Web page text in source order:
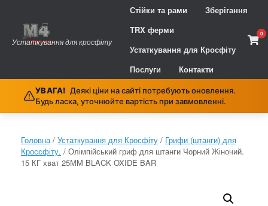
content
Устаткування для кросфіту
Стійки та рами
Зберігання
TRX ферми
Устаткування для Кросфіту
Послуги
Контакти
View
0
УВАГА! Деякі ціни на сайті потребують оновлення.
Будь ласка, уточнюйте вартість при завмовленні.
Головна/ Устаткування для Кросфіту / Грифи (штанги) для
Кроссфіту. / Олімпійський гриф для штанги Чорний Жіночий.
15 КГ хват 25ММ BLACK OXIDE BAR